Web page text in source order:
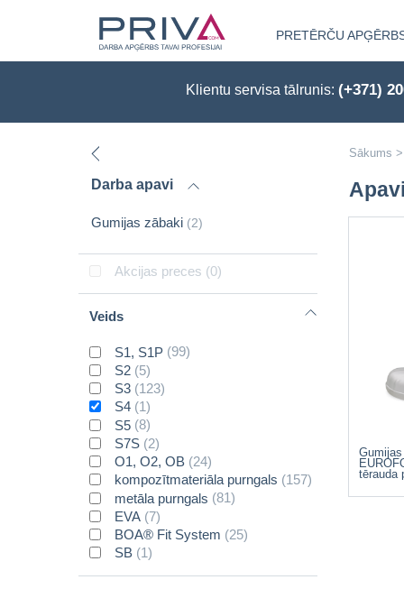
PRETĒRČU
Klientu servisa tālrunis: (+371)
Darba apavi
Gumijas zābaki (2)
Akcijas preces (0)
Veids
S1, S1P (99)
S2 (5)
S3 (123)
S4 (1)
S5 (8)
S7S (2)
O1, O2, OB (24)
kompozītmateriāla purngals (157)
metāla purngals (81)
EVA (7)
BOA® Fit System (25)
SB (1)
Sākums >
Apavi
tērauda